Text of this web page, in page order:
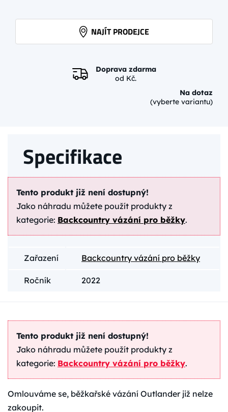
NAJÍT PRODEJCE
Doprava zdarma
od Kč.
Na dotaz
(vyberte variantu)
Specifikace
Tento produkt již není dostupný!
Jako náhradu můžete použít produkty z
kategorie: Backcountry vázání pro běžky.
Zařazení Backcountry vázání pro běžky
Ročník 2022
Tento produkt již není dostupný!
Jako náhradu můžete použít produkty z
kategorie: Backcountry vázání pro běžky.
Omlouváme se, běžkařské vázání Outlander již nelze
zakoupit.